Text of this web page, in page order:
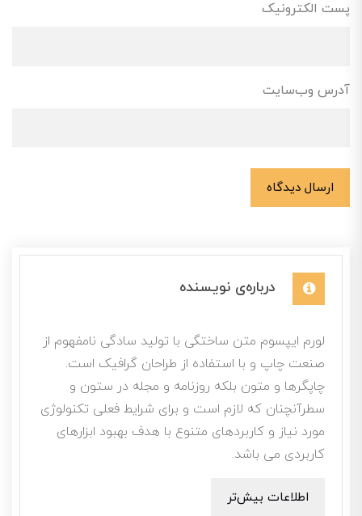
پست الکترونیک
آدرس وب‌سایت
ارسال دیدگاه
درباره‌ی نویسنده
لورم ایپسوم متن ساختگی با تولید سادگی نامفهوم از
صنعت چاپ و با استفاده از طراحان گرافیک است.
چاپگرها و متون بلکه روزنامه و مجله در ستون و
سطرآنچنان که لازم است و برای شرایط فعلی تکنولوژی
مورد نیاز و کاربردهای متنوع با هدف بهبود ابزارهای
کاربردی می باشد.
اطلاعات بیش‌تر